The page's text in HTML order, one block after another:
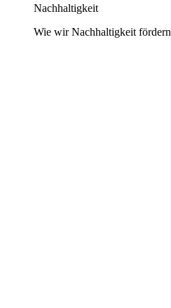
Nachhaltigkeit
Wie wir Nachhaltigkeit fördern